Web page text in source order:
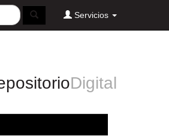
Servicios
Digital